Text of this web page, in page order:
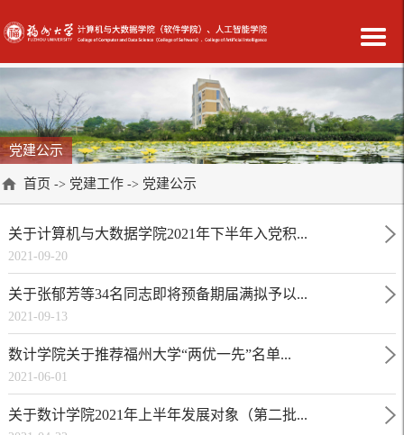
党建公示
首页 -> 党建工作 -> 党建公示
关于计算机与大数据学院2021年下半年入党积...
2021-09-20
关于张郁芳等34名同志即将预备期届满拟予以...
2021-09-13
数计学院关于推荐福州大学“两优一先”名单...
2021-06-01
关于数计学院2021年上半年发展对象（第二批...